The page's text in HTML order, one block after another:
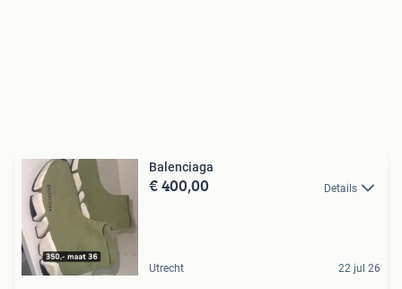
Balenciaga
€ 400,00 Details
Utrecht 22 jul 26